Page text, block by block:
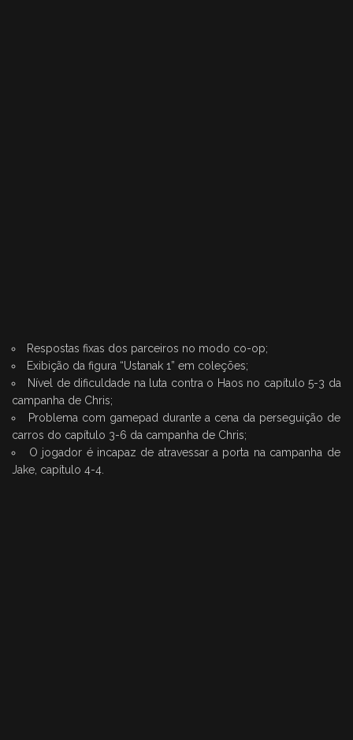
Respostas fixas dos parceiros no modo co-op;
Exibição da figura “Ustanak 1” em coleções;
Nível de dificuldade na luta contra o Haos no capítulo 5-3 da
campanha de Chris;
Problema com gamepad durante a cena da perseguição de
carros do capítulo 3-6 da campanha de Chris;
O jogador é incapaz de atravessar a porta na campanha de
Jake, capítulo 4-4.